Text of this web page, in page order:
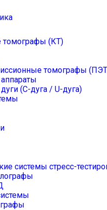
(КТ)
томографы
(С-дуга / U-дуга)
системы стресс-